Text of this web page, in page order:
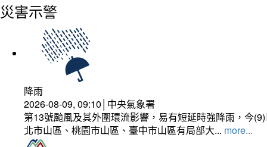
災害示警
降雨
2026-08-09, 09:10│中央氣象署
第13號颱風及其外圍環流影響，易有短延時強降雨，今
北市山區、桃園市山區、臺中市山區有局部大... more...